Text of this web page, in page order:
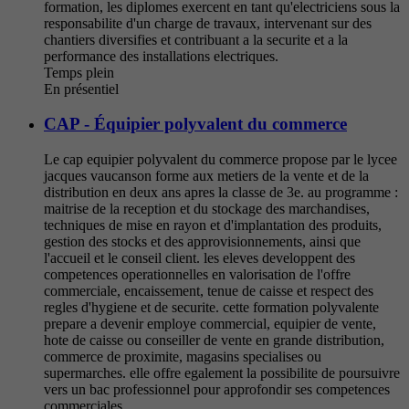
formation, les diplomes exercent en tant qu'electriciens sous la
responsabilite d'un charge de travaux, intervenant sur des
chantiers diversifies et contribuant a la securite et a la
performance des installations electriques.
Temps plein
En présentiel
CAP - Équipier polyvalent du commerce
Le cap equipier polyvalent du commerce propose par le lycee
jacques vaucanson forme aux metiers de la vente et de la
distribution en deux ans apres la classe de 3e. au programme :
maitrise de la reception et du stockage des marchandises,
techniques de mise en rayon et d'implantation des produits,
gestion des stocks et des approvisionnements, ainsi que
l'accueil et le conseil client. les eleves developpent des
competences operationnelles en valorisation de l'offre
commerciale, encaissement, tenue de caisse et respect des
regles d'hygiene et de securite. cette formation polyvalente
prepare a devenir employe commercial, equipier de vente,
hote de caisse ou conseiller de vente en grande distribution,
commerce de proximite, magasins specialises ou
supermarches. elle offre egalement la possibilite de poursuivre
vers un bac professionnel pour approfondir ses competences
commerciales.